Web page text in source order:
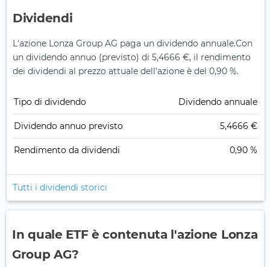
Dividendi
L'azione Lonza Group AG paga un dividendo annuale.Con
un dividendo annuo (previsto) di 5,4666 €, il rendimento
dei dividendi al prezzo attuale dell'azione è del 0,90 %.
Tipo di dividendo Dividendo annuale
Dividendo annuo previsto 5,4666 €
Rendimento da dividendi 0,90 %
Tutti i dividendi storici
In quale ETF è contenuta l'azione Lonza
Group AG?